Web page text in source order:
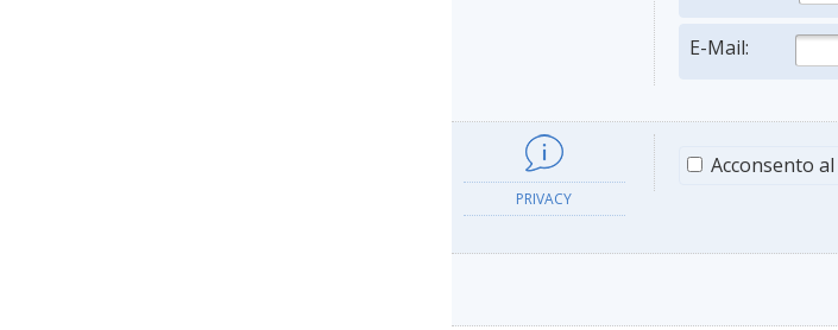
E-Mail:
PRIVACY
Acconsento al